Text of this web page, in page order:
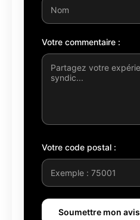
Votre commentaire :
Votre code postal :
Soumettre mon avis